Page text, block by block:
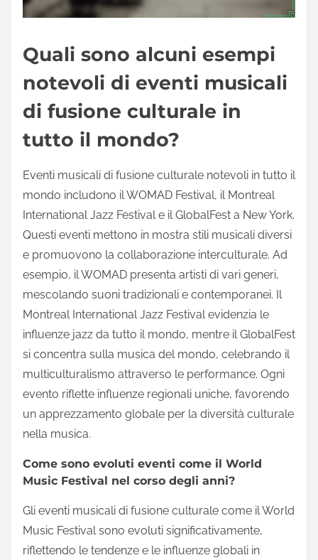
Quali sono alcuni esempi
notevoli di eventi musicali
di fusione culturale in
tutto il mondo?
Eventi musicali di fusione culturale notevoli in tutto il
mondo includono il WOMAD Festival, il Montreal
International Jazz Festival e il GlobalFest a New York.
Questi eventi mettono in mostra stili musicali diversi
e promuovono la collaborazione interculturale. Ad
esempio, il WOMAD presenta artisti di vari generi,
mescolando suoni tradizionali e contemporanei. Il
Montreal International Jazz Festival evidenzia le
influenze jazz da tutto il mondo, mentre il GlobalFest
si concentra sulla musica del mondo, celebrando il
multiculturalismo attraverso le performance. Ogni
evento riflette influenze regionali uniche, favorendo
un apprezzamento globale per la diversità culturale
nella musica.
Come sono evoluti eventi come il World
Music Festival nel corso degli anni?
Gli eventi musicali di fusione culturale come il World
Music Festival sono evoluti significativamente,
riflettendo le tendenze e le influenze globali in